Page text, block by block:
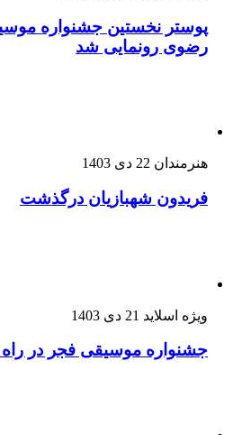
پوستر نخستین جشنواره
رضوی رونمایی شد
هنرمندان 22 دی 1403
فریدون شهبازیان درگذشت
ویژه اسلاید 21 دی 1403
جشنواره موسیقی فجر در